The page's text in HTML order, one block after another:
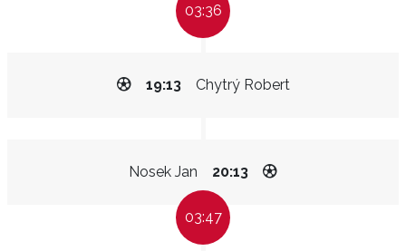
03:36
Chytrý Robert
19:13
Nosek Jan 20:13
03:47